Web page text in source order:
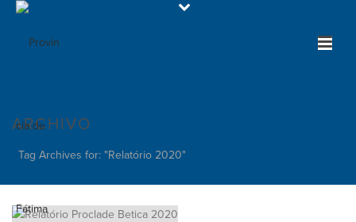
ARCHIVO
Tag Archives for: "Relatório 2020"